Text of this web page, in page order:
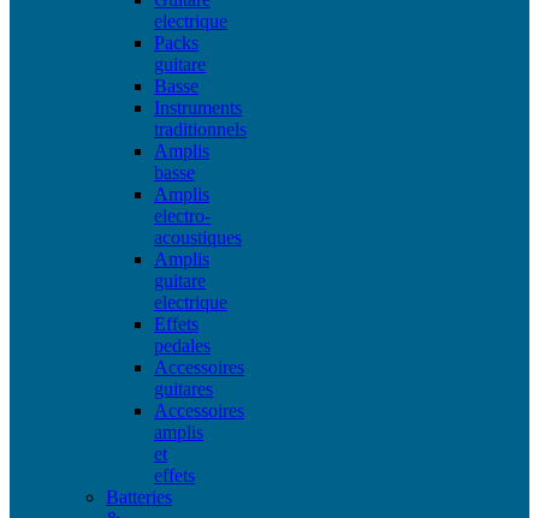
electrique
Packs
guitare
Basse
Instruments
traditionnels
Amplis
basse
Amplis
electro-
acoustiques
Amplis
guitare
electrique
Effets
pedales
Accessoires
guitares
Accessoires
amplis
et
effets
Batteries